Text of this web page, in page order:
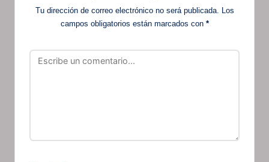
Tu dirección de correo electrónico no será publicada. Los
campos obligatorios están marcados con *